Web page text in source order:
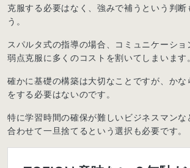
克服する必要はなく、強みで補うという判断
う。
スパルタ式の指導の場合、コミュニケーショ
弱点克服に多くのコストを割いてしまいます
確かに基礎の構築は大切なことですが、かな
をする必要はないのです。
特に学習時間の確保が難しいビジネスマンな
合わせて一旦捨てるという選択も必要です。